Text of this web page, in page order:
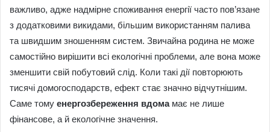
важливо, адже надмірне споживання енергії часто пов’язане
з додатковими викидами, більшим використанням палива
та швидшим зношенням систем. Звичайна родина не може
самостійно вирішити всі екологічні проблеми, але вона може
зменшити свій побутовий слід. Коли такі дії повторюють
тисячі домогосподарств, ефект стає значно відчутнішим.
Саме тому енергозбереження вдомамає не лише
фінансове, а й екологічне значення.